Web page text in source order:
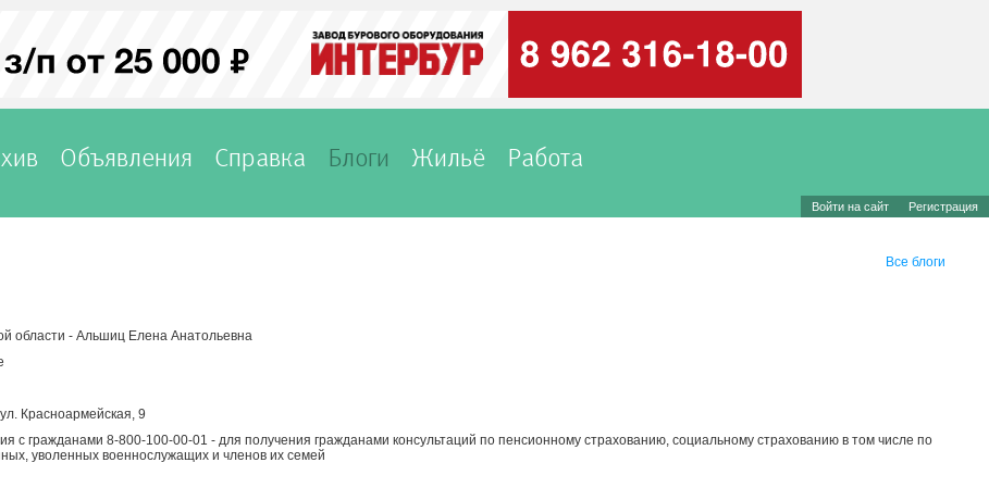
Объявления Справка Блоги Жильё Работа
Войти на сайт Регистрация
Все блоги
области - Альшиц Елена Анатольевна
Красноармейская, 9
с гражданами 8-800-100-00-01 - для получения гражданами консультаций по пенсионному страхованию, социальному страхованию в том числе по
уволенных военнослужащих и членов их семей